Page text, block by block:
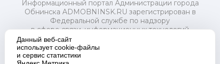
Информационный портал Администрации города
Обнинска ADMOBNINSK.RU зарегистрирован в
Федеральной службе по надзору
в сфере связи, информационных технологий
и массовых коммуникаций (Роскомнадзор) 24 июля
2018 года.
Свидетельство о регистрации Эл № ФС77-73321
Данный веб-сайт
использует cookie-файлы
и сервис статистики